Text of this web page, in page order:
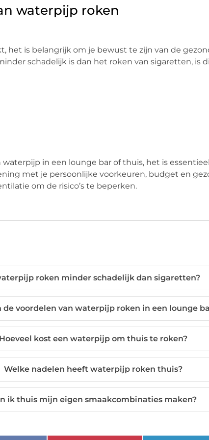
waterpijp roken
het is belangrijk om je bewust te zijn van de
schadelijk is dan het roken van sigaretten, is
in een lounge bar of thuis, het is
met je persoonlijke voorkeuren, budget en
om de risico’s te beperken.
roken minder schadelijk dan sigaretten?
de voordelen van waterpijp roken in een lounge
Hoeveel kost een waterpijp om thuis te roken?
Welke nadelen heeft waterpijp roken thuis?
ik thuis mijn eigen smaakcombinaties maken?